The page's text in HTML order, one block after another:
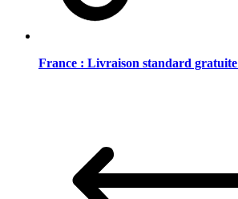
France : Livraison standard gratuite